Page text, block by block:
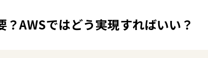
AWSではどう実現すればいい？